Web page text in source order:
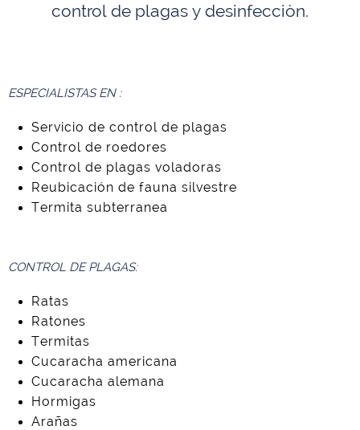
control de plagas y desinfecciòn.
ESPECIALISTAS EN :
Servicio de control de plagas
Control de roedores
Control de plagas voladoras
Reubicación de fauna silvestre
Termita subterranea
CONTROL DE PLAGAS:
Ratas
Ratones
Termitas
Cucaracha americana
Cucaracha alemana
Hormigas
Arañas